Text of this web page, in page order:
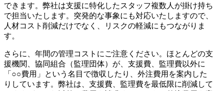
できます。弊社は支援に特化したスタッフ複数人が掛け持ち
で担当いたします。突発的な事象にも対応いたしますので、
人材コスト削減だけでなく、リスクの軽減にもつながりま
す。
さらに、年間の管理コストにご注意ください。ほとんどの支
援機関、協同組合（監理団体）が、支援費、監理費以外に
「○○費用」という名目で徴収したり、外注費用を案内した
りしています。弊社は、支援費、監理費を最低限に削減して